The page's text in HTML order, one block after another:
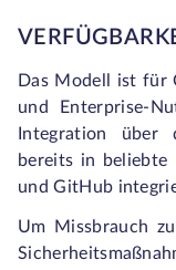
Das Modell ist für
und Enterprise-
Integration über
bereits in beliebte
und GitHub
Um Missbrauch